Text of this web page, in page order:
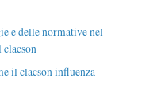
e delle normative nel
il clacson influenza